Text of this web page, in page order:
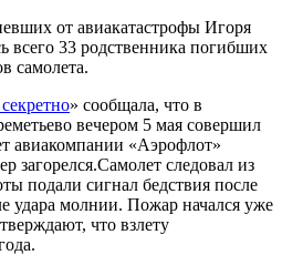
от авиакатастрофы Игоря
всего 33 родственника погибших
самолета.
» сообщала, что в
вечером 5 мая совершил
авиакомпании «Аэрофлот»
загорелся.Самолет следовал из
подали сигнал бедствия после
удара молнии. Пожар начался уже
что взлету